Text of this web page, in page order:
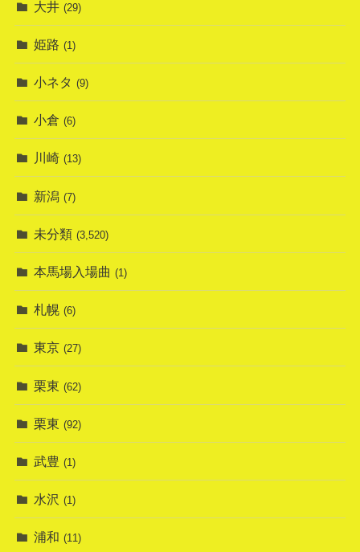
大井 (29)
姫路 (1)
小ネタ (9)
小倉 (6)
川崎 (13)
新潟 (7)
未分類 (3,520)
本馬場入場曲 (1)
札幌 (6)
東京 (27)
栗東 (62)
栗東 (92)
武豊 (1)
水沢 (1)
浦和 (11)